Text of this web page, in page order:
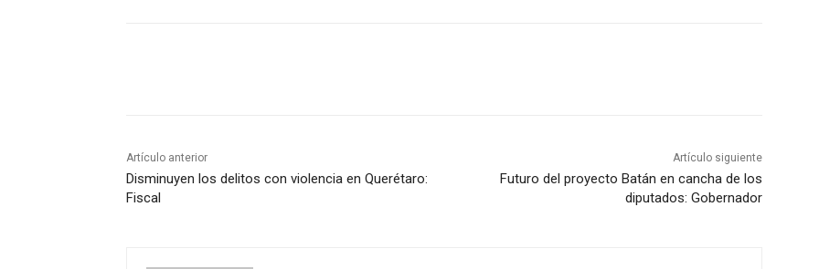
Artículo anterior
Disminuyen los delitos con violencia en Querétaro:
Fiscal
Artículo siguiente
Futuro del proyecto Batán en cancha de los
diputados: Gobernador